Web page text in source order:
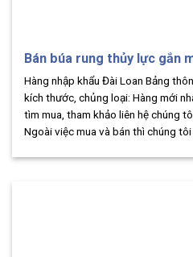
Bán búa rung thủy lực gắn
Hàng nhập khẩu Đài Loan Bảng
kích thước, chủng loại: Hàng mới
tìm mua, tham khảo liên hệ chúng
Ngoài việc mua và bán thì chúng